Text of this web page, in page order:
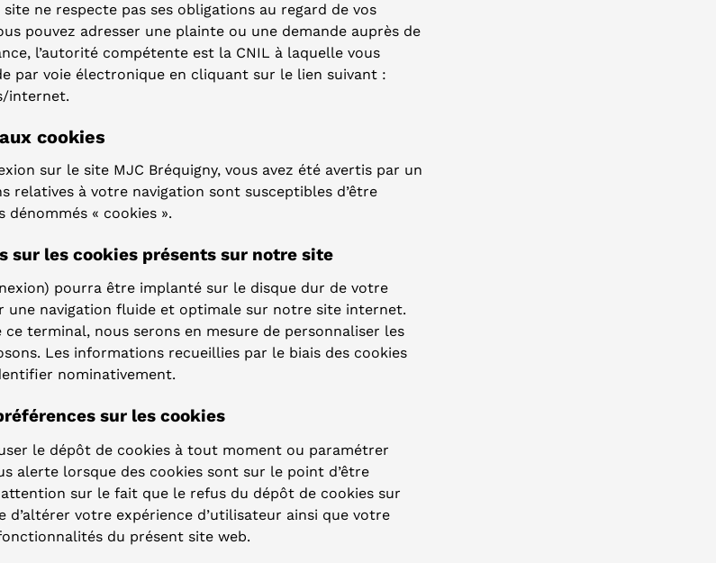
ne respecte pas ses obligations au regard de vos
pouvez adresser une plainte ou une demande auprès de
l’autorité compétente est la CNIL à laquelle vous
par voie électronique en cliquant sur le lien suivant :
internet.
cookies
sur le site MJC Bréquigny, vous avez été avertis par un
relatives à votre navigation sont susceptibles d’être
dénommés « cookies ».
sur les cookies présents sur notre site
pourra être implanté sur le disque dur de votre
une navigation fluide et optimale sur notre site internet.
ce terminal, nous serons en mesure de personnaliser les
Les informations recueillies par le biais des cookies
nominativement.
sur les cookies
le dépôt de cookies à tout moment ou paramétrer
alerte lorsque des cookies sont sur le point d’être
sur le fait que le refus du dépôt de cookies sur
votre expérience d’utilisateur ainsi que votre
du présent site web.